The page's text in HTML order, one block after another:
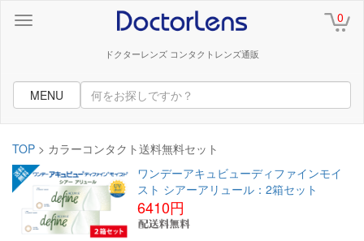
ドクターレンズ コンタクトレンズ通販
0
MENU
TOP > カラーコンタクト送料無料セット
ワンデーアキュビューディファインモイ
スト シアーアリュール：2箱セット
6410円